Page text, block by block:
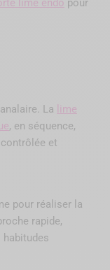
lime endo pour
La lime
, en séquence,
et
pour réaliser la
rapide,
habitudes